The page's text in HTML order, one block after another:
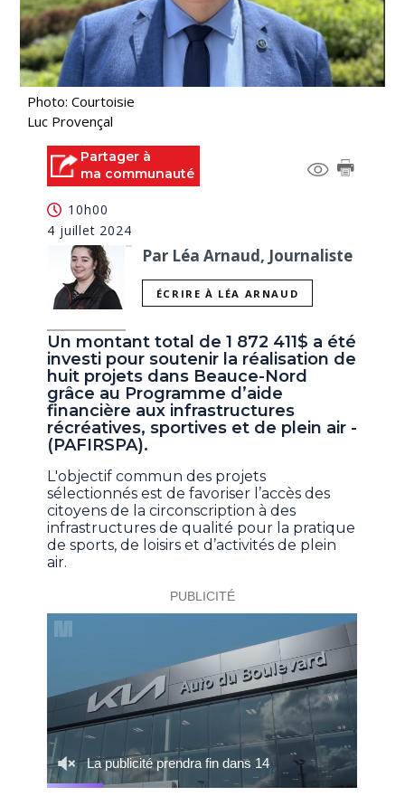
Photo: Courtoisie
Luc Provençal
Partager à
ma communauté
10h00
4 juillet 2024
Par Léa Arnaud, Journaliste
ÉCRIRE À LÉA ARNAUD
Un montant total de 1 872 411$ a été
investi pour soutenir la réalisation de
huit projets dans Beauce-Nord
grâce au Programme d’aide
financière aux infrastructures
récréatives, sportives et de plein air -
(PAFIRSPA).
L'objectif commun des projets
sélectionnés est de favoriser l’accès des
citoyens de la circonscription à des
infrastructures de qualité pour la pratique
de sports, de loisirs et d’activités de plein
air.